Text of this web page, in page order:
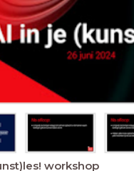
workshop